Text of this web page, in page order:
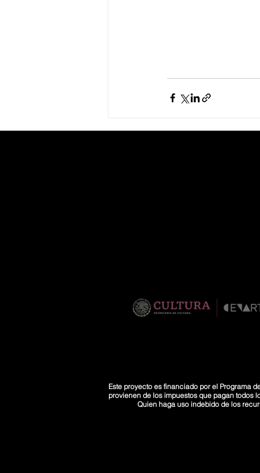
Este proyecto es financiado por el Programa
provienen de los impuestos que pagan todos
Quien haga uso indebido de los